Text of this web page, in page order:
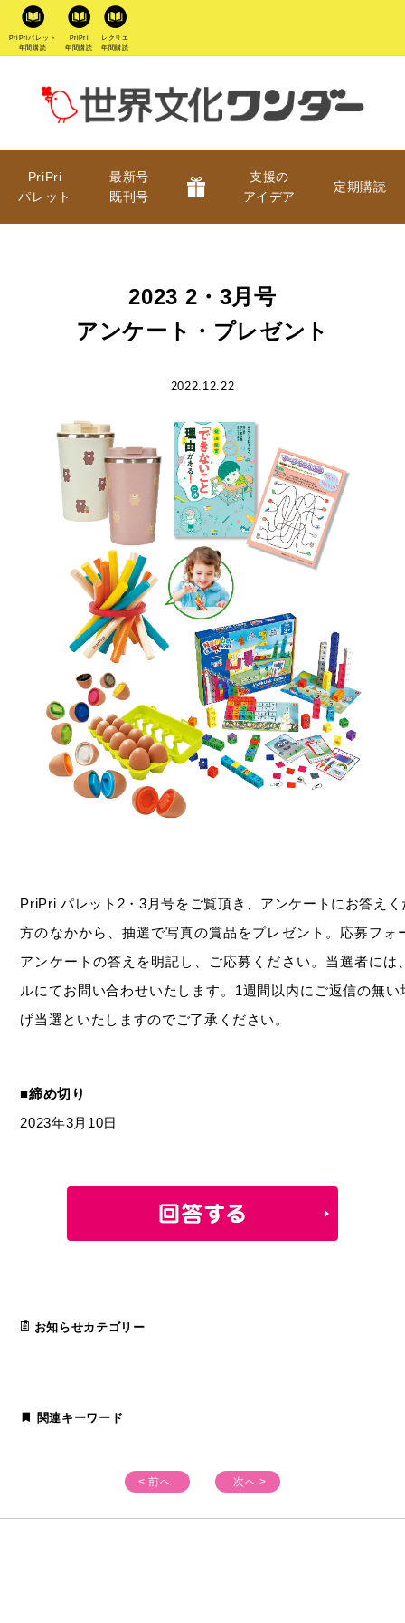
PriPriパレット
年間購読
PriPri
年間購読
レクリエ
年間購読
PriPri
パレット
最新号
既刊号
支援の
アイデア
定期購読
2023 2・3月号
アンケート・プレゼント
2022.12.22
PriPri パレット2・3月号をご覧頂き、アンケートにお答え
方のなかから、抽選で写真の賞品をプレゼント。応募フォ
アンケートの答えを明記し、ご応募ください。当選者には
ルにてお問い合わせいたします。1週間以内にご返信の無
げ当選といたしますのでご了承ください。
■締め切り
2023年3月10日
お知らせカテゴリー
関連キーワード
< 前へ 次へ >